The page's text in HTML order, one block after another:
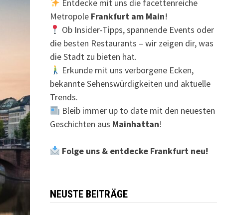
Entdecke mit uns die facettenreiche
Metropole Frankfurt am Main!
Ob Insider-Tipps, spannende Events oder
die besten Restaurants – wir zeigen dir, was
die Stadt zu bieten hat.
Erkunde mit uns verborgene Ecken,
bekannte Sehenswürdigkeiten und aktuelle
Trends.
Bleib immer up to date mit den neuesten
Geschichten aus Mainhattan!
Folge uns & entdecke Frankfurt neu!
NEUSTE BEITRÄGE